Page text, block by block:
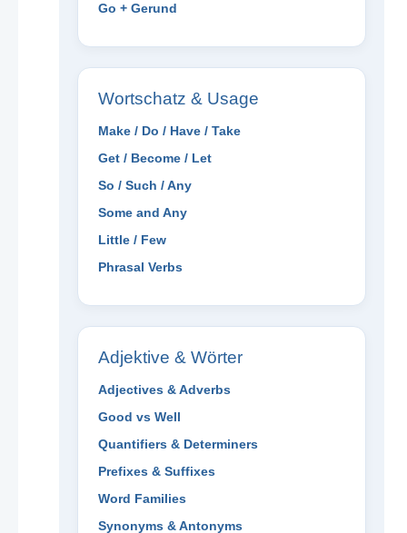
Go + Gerund
Wortschatz & Usage
Make / Do / Have / Take
Get / Become / Let
So / Such / Any
Some and Any
Little / Few
Phrasal Verbs
Adjektive & Wörter
Adjectives & Adverbs
Good vs Well
Quantifiers & Determiners
Prefixes & Suffixes
Word Families
Synonyms & Antonyms